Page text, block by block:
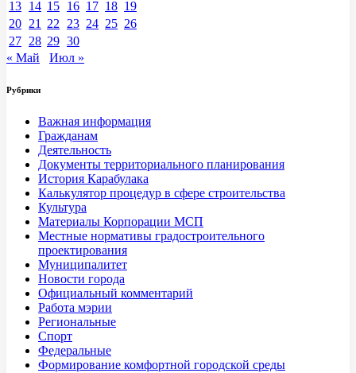
13 14 15 16 17 18 19
20 21 22 23 24 25 26
27 28 29 30
« Май
Июл »
Рубрики
Важная информация
Гражданам
Деятельность
Документы территориального планирования
История Карабулака
Калькулятор процедур в сфере строительства
Культура
Материалы Корпорации МСП
Местные нормативы градостроительного
проектирования
Муниципалитет
Новости города
Официальный комментарий
Работа мэрии
Региональные
Спорт
Федеральные
Формирование комфортной городской среды